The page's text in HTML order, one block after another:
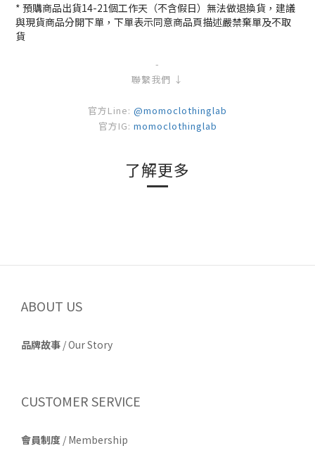
* 預購商品出貨14-21個工作天（不含假日）無法做退換貨，建議
與現貨商品分開下單，下單表示同意商品頁描述嚴禁棄單及不取
貨
-
聯繫我們 ↓
官方Line: @momoclothinglab
官方IG: momoclothinglab
了解更多
ABOUT US
品牌故事 /Our Story
CUSTOMER SERVICE
會員制度 / Membership